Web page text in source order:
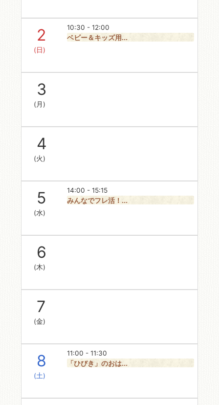
2
(日)
10:30 - 12:00
ベビー＆キッズ用...
3
(月)
4
(火)
5
(水)
14:00 - 15:15
みんなでフレ活！...
6
(木)
7
(金)
8
(土)
11:00 - 11:30
「ひびき」のおは...